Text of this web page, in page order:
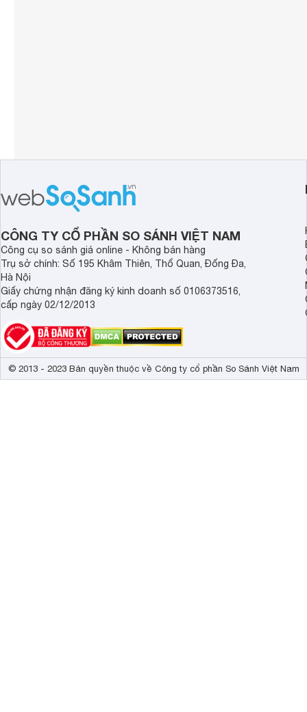
CÔNG TY CỔ PHẦN SO SÁNH VIỆT NAM
Công cụ so sánh giá online - Không bán hàng
Trụ sở chính: Số 195 Khâm Thiên, Thổ Quan, Đống Đa,
Hà Nội
Giấy chứng nhận đăng ký kinh doanh số 0106373516,
cấp ngày 02/12/2013
© 2013 - 2023 Bản quyền thuộc về Công ty cổ phần So Sánh Việt Nam